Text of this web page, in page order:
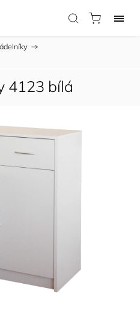
/
4123 bílá